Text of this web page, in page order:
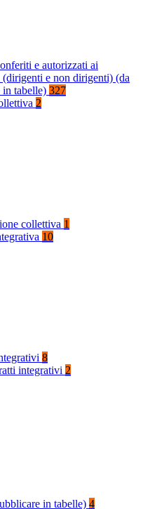
e autorizzati ai
(dirigenti e non dirigenti) (da
in tabelle) 327
2
collettiva 1
10
8
integrativi 2
in tabelle) 4